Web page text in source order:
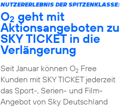
NUTZERERLEBNIS DER SPITZENKLASSE:
O2 geht mit
Aktionsangeboten zu
SKY TICKET in die
Verlängerung
Seit Januar können O2Free
Kunden mit SKY TICKET jederzeit
das Sport-, Serien- und Film-
Angebot von Sky Deutschland